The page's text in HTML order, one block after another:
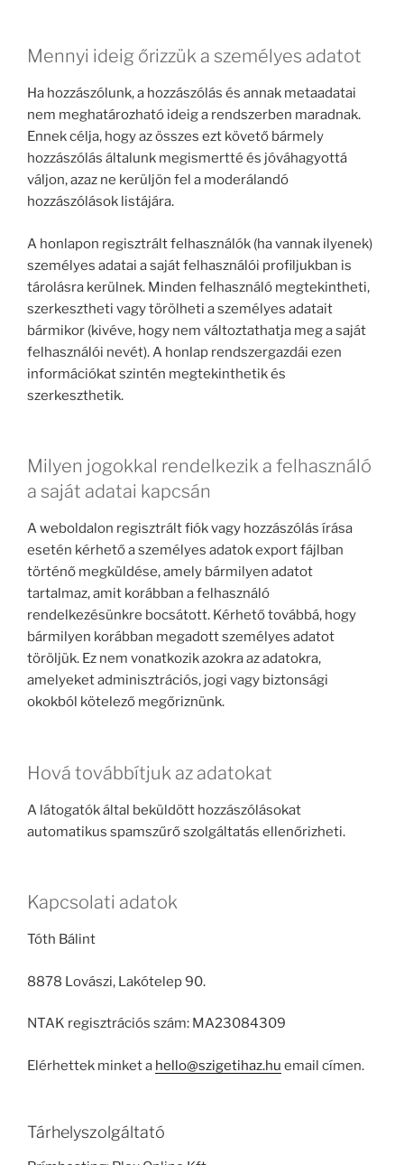
Mennyi ideig őrizzük a személyes adatot
Ha hozzászólunk, a hozzászólás és annak metaadatai
nem meghatározható ideig a rendszerben maradnak.
Ennek célja, hogy az összes ezt követő bármely
hozzászólás általunk megismertté és jóváhagyottá
váljon, azaz ne kerüljön fel a moderálandó
hozzászólások listájára.
A honlapon regisztrált felhasználók (ha vannak ilyenek)
személyes adatai a saját felhasználói profiljukban is
tárolásra kerülnek. Minden felhasználó megtekintheti,
szerkesztheti vagy törölheti a személyes adatait
bármikor (kivéve, hogy nem változtathatja meg a saját
felhasználói nevét). A honlap rendszergazdái ezen
információkat szintén megtekinthetik és
szerkeszthetik.
Milyen jogokkal rendelkezik a felhasználó
a saját adatai kapcsán
A weboldalon regisztrált fiók vagy hozzászólás írása
esetén kérhető a személyes adatok export fájlban
történő megküldése, amely bármilyen adatot
tartalmaz, amit korábban a felhasználó
rendelkezésünkre bocsátott. Kérhető továbbá, hogy
bármilyen korábban megadott személyes adatot
töröljük. Ez nem vonatkozik azokra az adatokra,
amelyeket adminisztrációs, jogi vagy biztonsági
okokból kötelező megőriznünk.
Hová továbbítjuk az adatokat
A látogatók által beküldött hozzászólásokat
automatikus spamszűrő szolgáltatás ellenőrizheti.
Kapcsolati adatok
Tóth Bálint
8878 Lovászi, Lakótelep 90.
NTAK regisztrációs szám: MA23084309
Elérhettek minket a hello@szigetihaz.hu email címen.
Tárhelyszolgáltató